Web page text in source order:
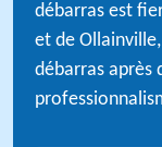
débarras est
et de
débarras après